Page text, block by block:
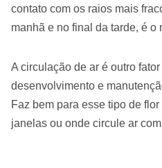
contato com os raios mais
manhã e no final da tarde, é o
A circulação de ar é outro
desenvolvimento e
Faz bem para esse tipo de
janelas ou onde circule ar